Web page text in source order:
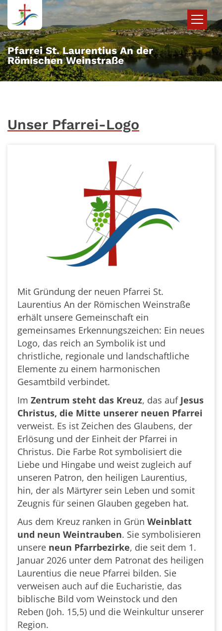
Zum Inhalt springen
Pfarrei St. Laurentius An der
Römischen Weinstraße
Unser Pfarrei-Logo
Mit Gründung der neuen Pfarrei St.
Laurentius An der Römischen Weinstraße
erhält unsere Gemeinschaft ein
gemeinsames Erkennungszeichen: Ein neues
Logo, das reich an Symbolik ist und
christliche, regionale und landschaftliche
Elemente zu einem harmonischen
Gesamtbild verbindet.
Im Zentrum steht das Kreuz, das aufJesus
Christus, die Mitte unserer neuen Pfarrei
verweist. Es ist Zeichen des Glaubens, der
Erlösung und der Einheit der Pfarrei in
Christus. Die Farbe Rot symbolisiert die
Liebe und Hingabe und weist zugleich auf
unseren Patron, den heiligen Laurentius,
hin, der als Märtyrer sein Leben und somit
Zeugnis für seinen Glauben gegeben hat.
Aus dem Kreuz ranken in Grün Weinblatt
und neun Weintrauben. Sie symbolisieren
unsere neun Pfarrbezirke, die seit dem 1.
Januar 2026 unter dem Patronat des heiligen
Laurentius die neue Pfarrei bilden. Sie
verweisen auch auf die Eucharistie, das
biblische Bild vom Weinstock und den
Reben (Joh. 15,5) und die Weinkultur unserer
Region.